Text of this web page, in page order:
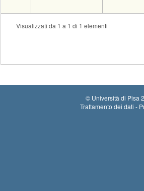
Tipo Data e ora
Visualizzati da 1 a 1 di 1 elementi
© Università di Pisa
Trattamento dei dati -